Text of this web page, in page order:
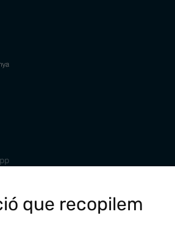
que recopilem